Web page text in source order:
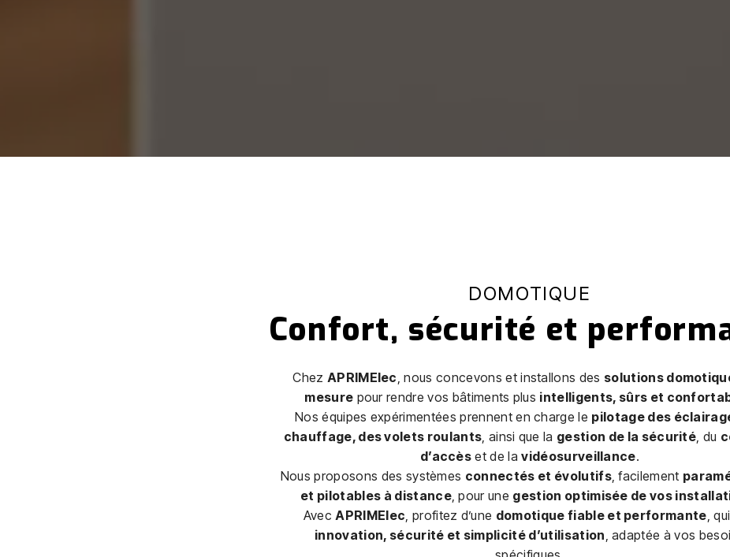
DOMOTIQUE
Confort, sécurité et
Chez APRIMElec , nous concevons et installons des solutions
mesure pour rendre vos bâtiments plus intelligents, sûrs et
Nos équipes expérimentées prennent en charge le pilotage des
chauffage, des volets roulants , ainsi que la gestion de la sécurité , du
d’accès et de lavidéosurveillance.
Nous proposons des systèmes connectés et évolutifs, facilement
et pilotables à distance, pour une gestion optimisée de vos
Avec APRIMElec , profitez d’une domotique fiable et performante ,
innovation, sécurité et simplicité d’utilisation , adaptée à vos